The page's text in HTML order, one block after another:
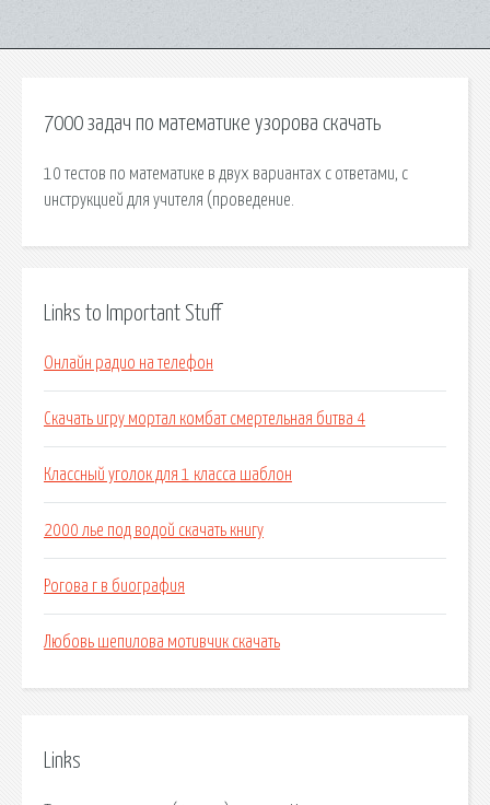
7000 задач по математике узорова скачать
10 тестов по математике в двух вариантах с ответами, с
инструкцией для учителя (проведение.
Links to Important Stuff
Онлайн радио на телефон
Скачать игру мортал комбат смертельная битва 4
Классный уголок для 1 класса шаблон
2000 лье под водой скачать книгу
Рогова г в биография
Любовь шепилова мотивчик скачать
Links